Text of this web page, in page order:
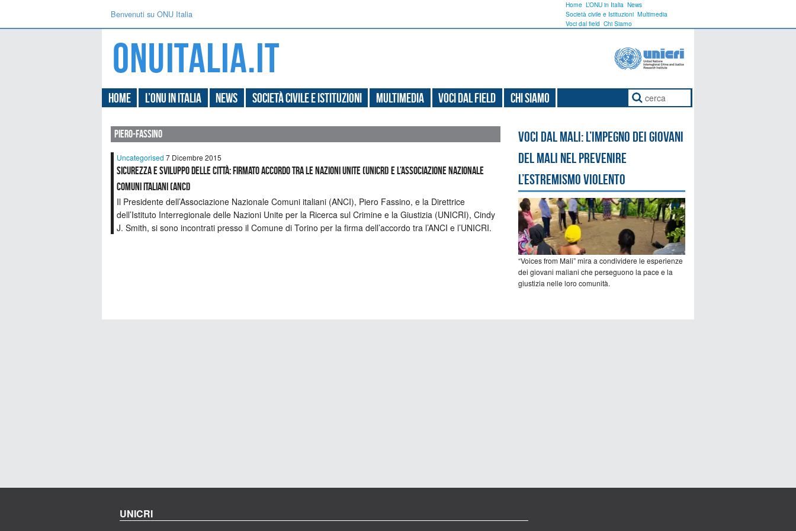
Benvenuti su ONU Italia
Home L’ONU in Italia News
Società civile e Istituzioni Multimedia
Voci dal field Chi Siamo
Home L’ONU in Italia News Società civile e Istituzioni Multimedia Voci dal field Chi Siamo
piero-fassino
Uncategorised 7 Dicembre 2015
SICUREZZA E SVILUPPO DELLE CITTÀ: FIRMATO ACCORDO TRA LE NAZIONI UNITE (UNICRI) E L’ASSOCIAZIONE NAZIONALE
COMUNI ITALIANI (ANCI)
Il Presidente dell’Associazione Nazionale Comuni italiani (ANCI), Piero Fassino, e la Direttrice
dell’Istituto Interregionale delle Nazioni Unite per la Ricerca sul Crimine e la Giustizia (UNICRI), Cindy
J. Smith, si sono incontrati presso il Comune di Torino per la firma dell’accordo tra l’ANCI e l’UNICRI.
Voci dal Mali: l’impegno dei giovani
del Mali nel prevenire
l’estremismo violento
“Voices from Mali” mira a condividere le esperienze
dei giovani maliani che perseguono la pace e la
giustizia nelle loro comunità.
UNICRI